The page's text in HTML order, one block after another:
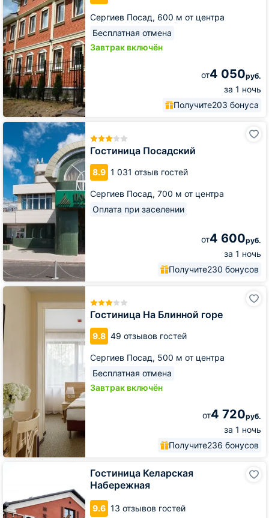
Сергиев Посад, 600 м от центра
Бесплатная отмена
Завтрак включён
от4 050руб.
за 1 ночь
Получите203 бонуса
Гостиница Посадский
8.9 1 031 отзыв гостей
Сергиев Посад, 700 м от центра
Оплата при заселении
от4 600руб.
за 1 ночь
Получите230 бонусов
Гостиница
Посадский
Гостиница На Блинной горе
9.8 49 отзывов гостей
Сергиев Посад, 500 м от центра
Бесплатная отмена
Завтрак включён
от4 720руб.
за 1 ночь
Получите236 бонусов
Гостиница
На
Блинной
горе
Гостиница Келарская
Набережная
9.6 13 отзывов гостей